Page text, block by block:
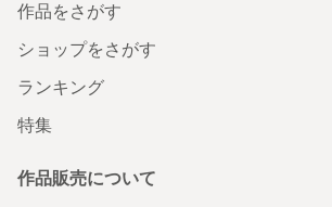
作品をさがす
ショップをさがす
ランキング
特集
作品販売について